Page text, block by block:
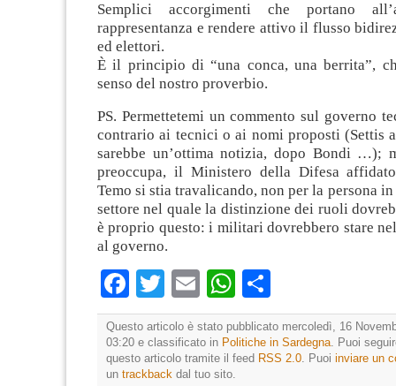
Semplici accorgimenti che portano
rappresentanza e rendere attivo il flusso
ed elettori.
È il principio di “una conca, una berrita”,
senso del nostro proverbio.
PS. Permettetemi un commento sul governo
contrario ai tecnici o ai nomi proposti (Settis
sarebbe un’ottima notizia, dopo Bondi …);
preoccupa, il Ministero della Difesa
Temo si stia travalicando, non per la persona in
settore nel quale la distinzione dei ruoli
è proprio questo: i militari dovrebbero stare
al governo.
Facebook
TwitterEmailWhatsApp
Questo articolo è stato pubblicato mercoledì, 16
03:20 e classificato in Politiche in Sardegna . Puoi
questo articolo tramite il feed RSS 2.0 . Puoi inviare un
un trackback dal tuo sito.